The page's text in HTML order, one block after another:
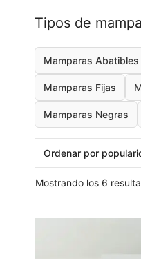
Tipos de
Mamparas Abatibles
Mamparas Fijas
Mamparas Negras
Mostrando los 6